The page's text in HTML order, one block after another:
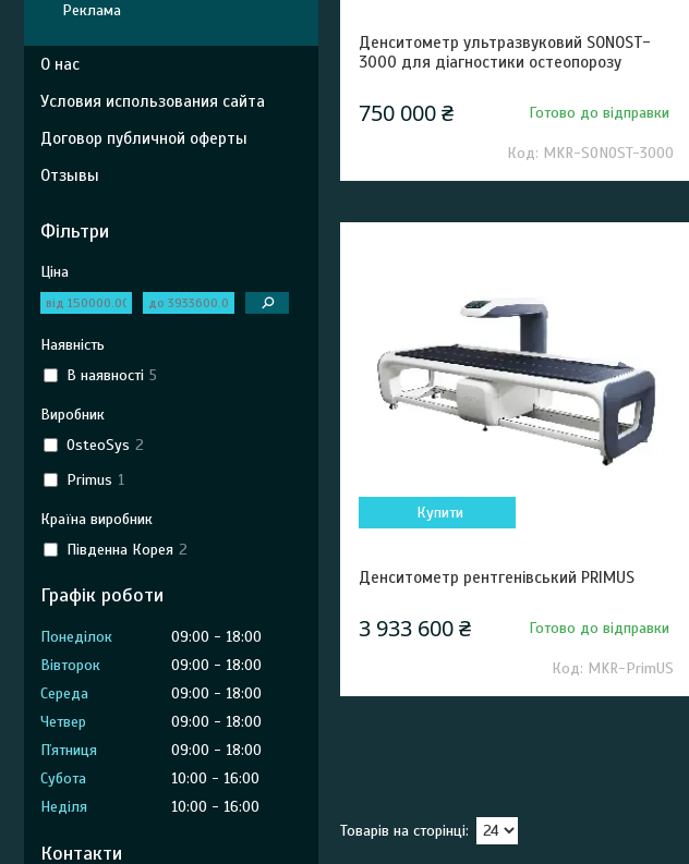
Денситометр ультразвуковий SONOST-
3000 для діагностики остеопорозу
750 000 ₴ Готово до відправки
MKR-SONOST-3000
Купити
Денситометр рентгенівський PRIMUS
3 933 600 ₴ Готово до відправки
MKR-PrimUS
Реклама
О нас
Условия использования сайта
Договор публичной оферты
Отзывы
Фільтри
Ціна
Наявність
В наявності 5
Виробник
OsteoSys 2
Primus 1
Країна виробник
Південна Корея 2
Графік роботи
Понеділок 09:00
18:00
Вівторок
09:00
18:00
Середа
09:00
18:00
Четвер
09:00
18:00
Пʼятниця
09:00
18:00
Субота
10:00
16:00
Неділя
10:00 16:00
Контакти